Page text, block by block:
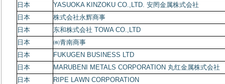
日本
YASUOKA KINZOKU CO.,LTD.安罔金属株式会社
日本
株式会社永辉商事
日本
东和株式会社 TOWA CO.,LTD
日本
㈱青南商事
日本
FUKUGEN BUSINESS LTD
日本
MARUBENI METALS CORPORATION 丸红金属株式会社
日本
RIPE LAWN CORPORATION